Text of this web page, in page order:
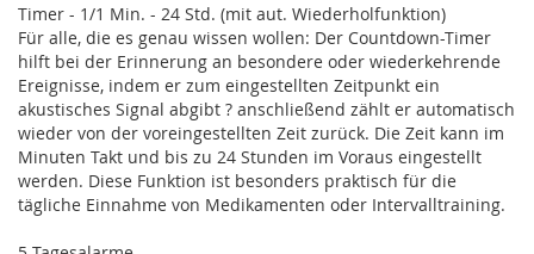
Timer - 1/1 Min. - 24 Std. (mit aut. Wiederholfunktion)
Für alle, die es genau wissen wollen: Der Countdown-Timer
hilft bei der Erinnerung an besondere oder wiederkehrende
Ereignisse, indem er zum eingestellten Zeitpunkt ein
akustisches Signal abgibt ? anschließend zählt er automatisch
wieder von der voreingestellten Zeit zurück. Die Zeit kann im
Minuten Takt und bis zu 24 Stunden im Voraus eingestellt
werden. Diese Funktion ist besonders praktisch für die
tägliche Einnahme von Medikamenten oder Intervalltraining.